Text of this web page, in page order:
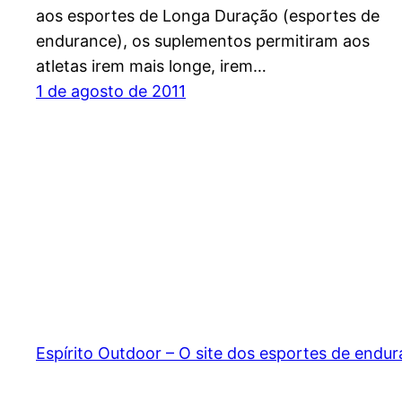
aos esportes de Longa Duração (esportes de
endurance), os suplementos permitiram aos
atletas irem mais longe, irem…
1 de agosto de 2011
Espírito Outdoor – O site dos esportes de